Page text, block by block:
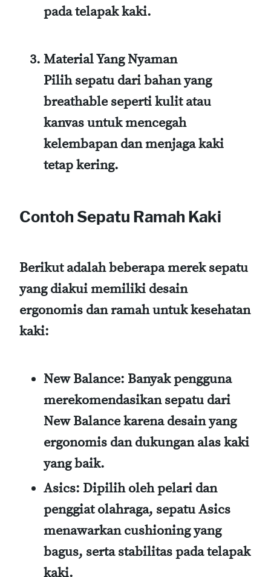
pada telapak kaki.
Material Yang Nyaman
Pilih sepatu dari bahan yang
breathable seperti kulit atau
kanvas untuk mencegah
kelembapan dan menjaga kaki
tetap kering.
Contoh Sepatu Ramah Kaki
Berikut adalah beberapa merek sepatu
yang diakui memiliki desain
ergonomis dan ramah untuk kesehatan
kaki:
New Balance: Banyak pengguna
merekomendasikan sepatu dari
New Balance karena desain yang
ergonomis dan dukungan alas kaki
yang baik.
Asics: Dipilih oleh pelari dan
penggiat olahraga, sepatu Asics
menawarkan cushioning yang
bagus, serta stabilitas pada telapak
kaki.